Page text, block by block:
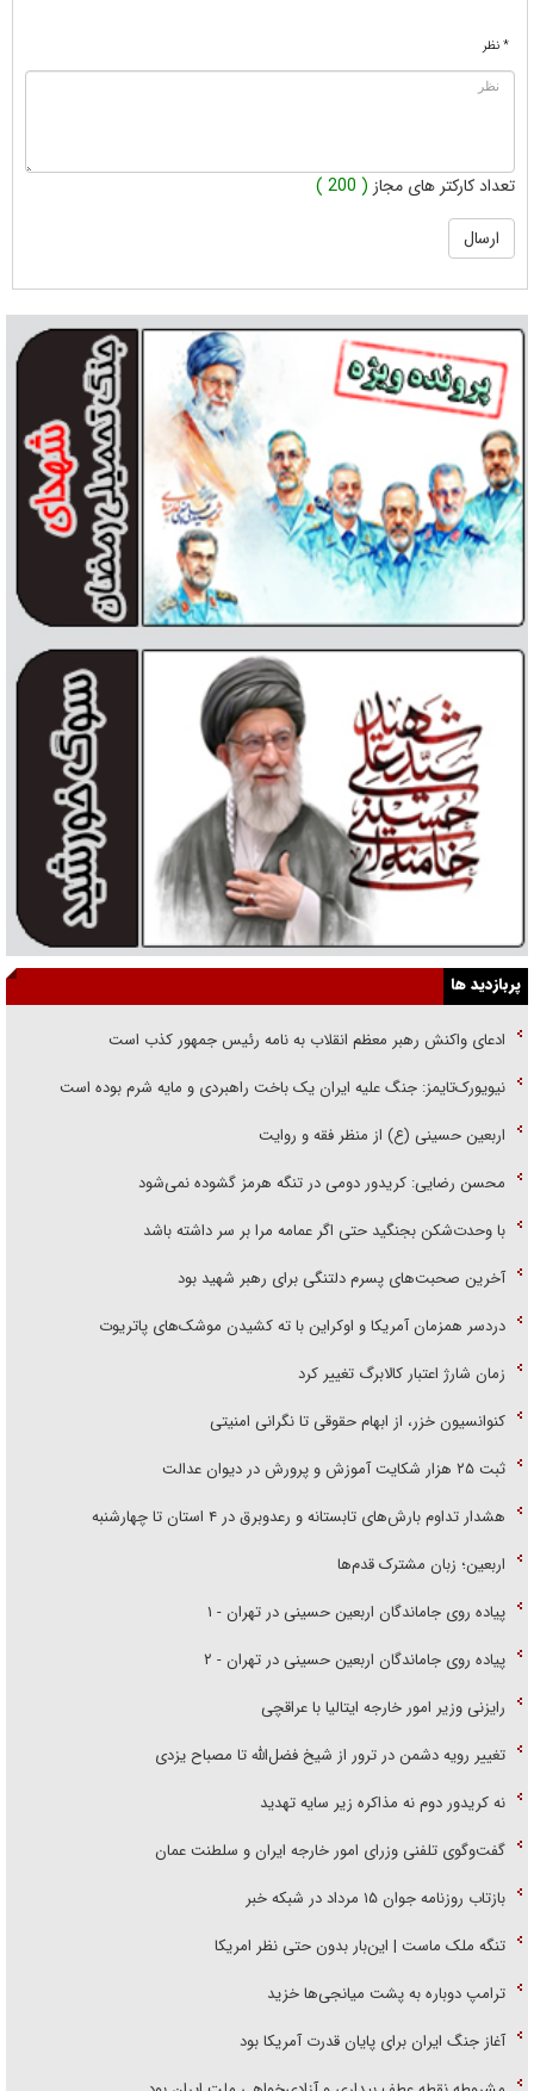
* نظر
تعداد کارکتر های مجاز ( 200 )
پربازدید ها
ادعای واکنش رهبر معظم انقلاب به نامه رئیس جمهور کذب است
نیویورک‌تایمز: جنگ علیه ایران یک باخت راهبردی و مایه شرم بوده است
اربعین حسینی (ع) از منظر فقه و روایت
محسن رضایی: کریدور دومی در تنگه هرمز گشوده نمی‌شود
با وحدت‌شکن بجنگید حتی اگر عمامه مرا بر سر داشته باشد
آخرین صحبت‌های پسرم دلتنگی برای رهبر شهید بود
دردسر همزمان آمریکا و اوکراین با ته کشیدن موشک‌های پاتریوت
زمان شارژ اعتبار کالابرگ تغییر کرد
کنوانسیون خزر، از ابهام حقوقی تا نگرانی امنیتی
ثبت ۲۵ هزار شکایت آموزش و پرورش در دیوان عدالت
هشدار تداوم بارش‌های تابستانه و رعدوبرق در ۴ استان تا چهارشنبه
اربعین؛ زبان مشترک قدم‌ها
پیاده روی جاماندگان اربعین حسینی در تهران - ۱
پیاده روی جاماندگان اربعین حسینی در تهران - ۲
رایزنی وزیر امور خارجه ایتالیا با عراقچی
تغییر رویه دشمن در ترور از شیخ فضل‌الله تا مصباح یزدی
نه کریدور دوم نه مذاکره زیر سایه تهدید
گفت‌وگوی تلفنی وزرای امور خارجه ایران و سلطنت عمان
بازتاب روزنامه جوان ۱۵ مرداد در شبکه خبر
تنگه ملک ماست | این‌بار بدون حتی نظر امریکا
ترامپ دوباره به پشت میانجی‌ها خزید
آغاز جنگ ایران برای پایان قدرت آمریکا بود